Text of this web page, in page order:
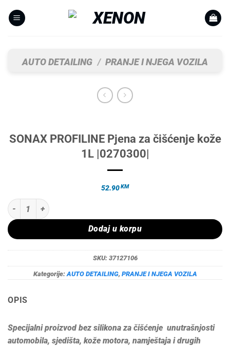
AUTO DETAILING / PRANJE I NJEGA VOZILA
SONAX PROFILINE Pjena za čišćenje kože
1L |0270300|
52.90KM
SONAX PROFILINE Pjena za čišćenje kože 1L |0270300| količina
Dodaj u korpu
SKU: 37127106
Kategorije: AUTO DETAILING, PRANJE I NJEGA VOZILA
OPIS
Specijalni proizvod bez silikona za čišćenje unutrašnjosti
automobila, sjedišta, kože motora, namještaja i drugih